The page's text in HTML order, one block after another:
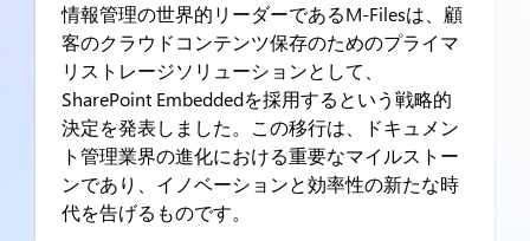
情報管理の世界的リーダーであるM-Filesは、顧
客のクラウドコンテンツ保存のためのプライマ
リストレージソリューションとして、
SharePoint Embeddedを採用するという戦略的
決定を発表しました。この移行は、ドキュメン
ト管理業界の進化における重要なマイルストー
ンであり、イノベーションと効率性の新たな時
代を告げるものです。